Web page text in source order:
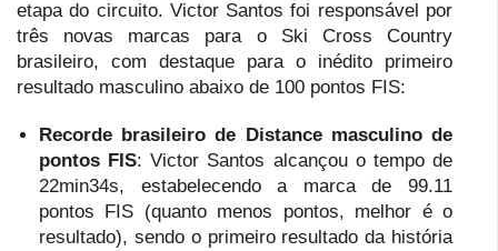
etapa do circuito. Victor Santos foi responsável por
três novas marcas para o Ski Cross Country
brasileiro, com destaque para o inédito primeiro
resultado masculino abaixo de 100 pontos FIS:
Recorde brasileiro de Distance masculino de
pontos FIS: Victor Santos alcançou o tempo de
22min34s, estabelecendo a marca de 99.11
pontos FIS (quanto menos pontos, melhor é o
resultado), sendo o primeiro resultado da história